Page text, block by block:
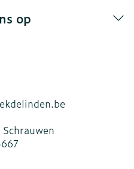
op